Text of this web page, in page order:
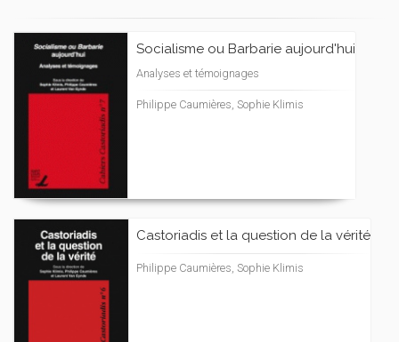
Socialisme ou Barbarie aujourd'hui
Analyses et témoignages
Philippe Caumières, Sophie Klimis
Castoriadis et la question de la vérité
Philippe Caumières, Sophie Klimis